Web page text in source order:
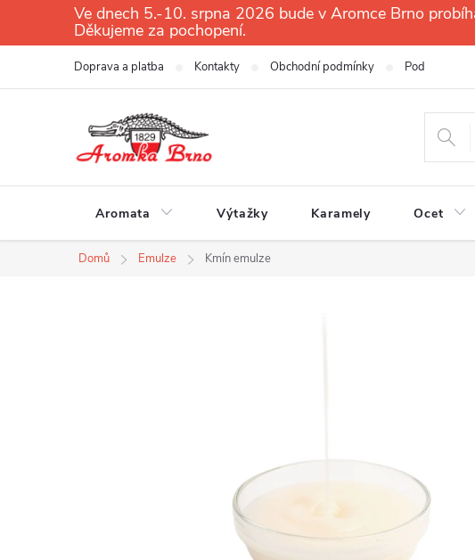
Ve dnech 5.-10. srpna 2026 bude v Aromce Brno
Děkujeme za pochopení.
Doprava a platba Kontakty Obchodní podmínky Podmínky
Aromata Výtažky Karamely Ocet
Domů Emulze Kmín emulze